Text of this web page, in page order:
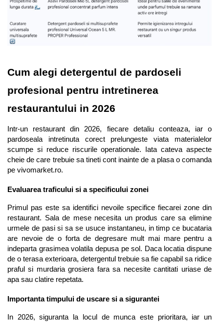
Cum alegi detergentul de pardoseli
profesional pentru intretinerea
restaurantului in 2026
Intr-un restaurant din 2026, fiecare detaliu conteaza, iar o
pardoseala intretinuta corect prelungeste viata materialelor
scumpe si reduce riscurile operationale. Iata cateva aspecte
cheie de care trebuie sa tineti cont inainte de a plasa o comanda
pe vivomarket.ro.
Evaluarea traficului si a specificului zonei
Primul pas este sa identifici nevoile specifice fiecarei zone din
restaurant. Sala de mese necesita un produs care sa elimine
urmele de pasi si sa se usuce instantaneu, in timp ce bucataria
are nevoie de o forta de degresare mult mai mare pentru a
indeparta grasimea volatila depusa pe sol. Daca locatia dispune
de o terasa exterioara, detergentul trebuie sa fie capabil sa ridice
praful si murdaria grosiera fara sa necesite cantitati uriase de
apa sau clatire repetata.
Importanta timpului de uscare si a sigurantei
In 2026, siguranta la locul de munca este prioritara, iar un